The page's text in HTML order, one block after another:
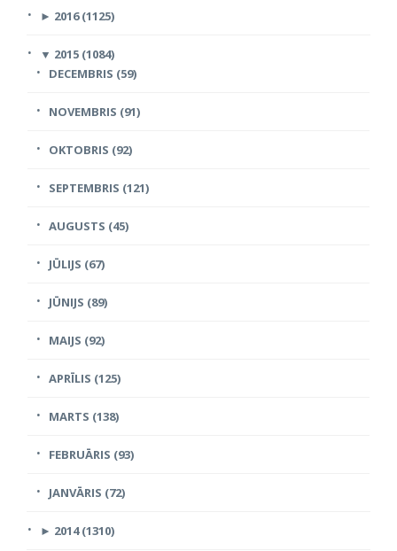
► 2016 (1125)
▼ 2015 (1084)
DECEMBRIS (59)
NOVEMBRIS (91)
OKTOBRIS (92)
SEPTEMBRIS (121)
AUGUSTS (45)
JŪLIJS (67)
JŪNIJS (89)
MAIJS (92)
APRĪLIS (125)
MARTS (138)
FEBRUĀRIS (93)
JANVĀRIS (72)
► 2014 (1310)